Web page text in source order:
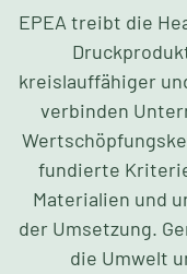
EPEA treibt die
kreislauffähiger
verbinden
fundierte
Materialien und
der Umsetzung.
die Umwelt